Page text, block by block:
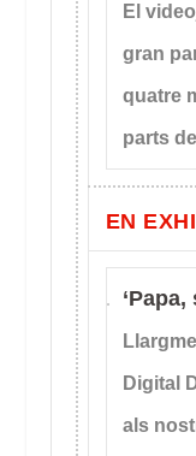
El
gran
quatre
parts
EN
Digital
als